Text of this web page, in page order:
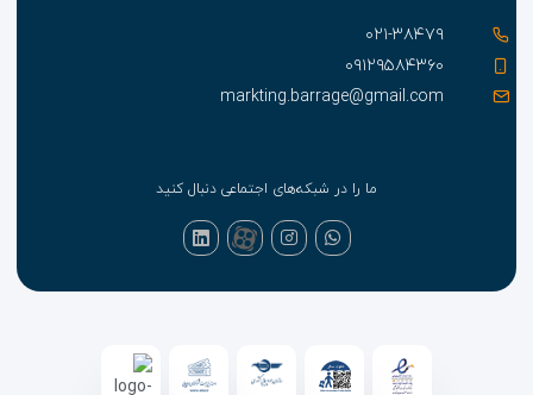
۰۲۱-۳۸۴۷۹
۰۹۱۲۹۵۸۴۳۶۰
markting.barrage@gmail.com
ما را در شبکه‌های اجتماعی دنبال کنید